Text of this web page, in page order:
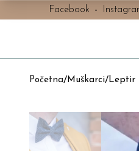
Facebook -
Početna/Muškarci/Leptir